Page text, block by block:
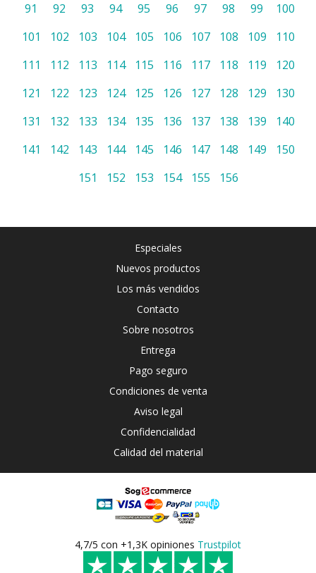
91
92 93 94 95 96 97 98 99
100
101
102 103 104 105 106 107 108 109
110
111
112 113 114 115 116 117 118 119
120
121
122 123 124 125 126 127 128 129
130
131
132 133 134 135 136 137 138 139
140
141
142 143 144 145 146 147 148 149
150
151
152 153 154 155 156
Especiales
Nuevos productos
Los más vendidos
Contacto
Sobre nosotros
Entrega
Pago seguro
Condiciones de venta
Aviso legal
Confidencialidad
Calidad del material
4,7/5 con +1,3K opiniones Trustpilot